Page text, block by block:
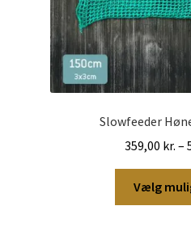
Slowfeeder
359,00 kr. –
Vælg